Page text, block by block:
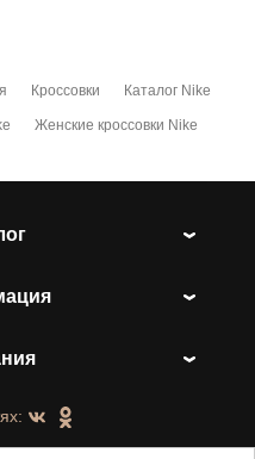
Кроссовки Каталог Nike
Женские кроссовки Nike